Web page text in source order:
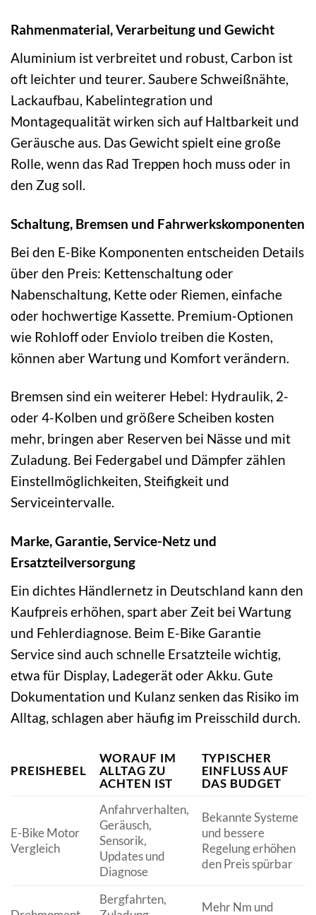
Rahmenmaterial, Verarbeitung und Gewicht
Aluminium ist verbreitet und robust, Carbon ist
oft leichter und teurer. Saubere Schweißnähte,
Lackaufbau, Kabelintegration und
Montagequalität wirken sich auf Haltbarkeit und
Geräusche aus. Das Gewicht spielt eine große
Rolle, wenn das Rad Treppen hoch muss oder in
den Zug soll.
Schaltung, Bremsen und Fahrwerkskomponenten
Bei den E-Bike Komponenten entscheiden Details
über den Preis: Kettenschaltung oder
Nabenschaltung, Kette oder Riemen, einfache
oder hochwertige Kassette. Premium-Optionen
wie Rohloff oder Enviolo treiben die Kosten,
können aber Wartung und Komfort verändern.
Bremsen sind ein weiterer Hebel: Hydraulik, 2-
oder 4-Kolben und größere Scheiben kosten
mehr, bringen aber Reserven bei Nässe und mit
Zuladung. Bei Federgabel und Dämpfer zählen
Einstellmöglichkeiten, Steifigkeit und
Serviceintervalle.
Marke, Garantie, Service-Netz und
Ersatzteilversorgung
Ein dichtes Händlernetz in Deutschland kann den
Kaufpreis erhöhen, spart aber Zeit bei Wartung
und Fehlerdiagnose. Beim E-Bike Garantie
Service sind auch schnelle Ersatzteile wichtig,
etwa für Display, Ladegerät oder Akku. Gute
Dokumentation und Kulanz senken das Risiko im
Alltag, schlagen aber häufig im Preisschild durch.
PREISHEBEL
WORAUF IM
ALLTAG ZU
ACHTEN IST
TYPISCHER
EINFLUSS AUF
DAS BUDGET
E-Bike Motor
Vergleich
Anfahrverhalten,
Geräusch,
Sensorik,
Updates und
Diagnose
Bekannte Systeme
und bessere
Regelung erhöhen
den Preis spürbar
Bergfahrten,
Mehr Nm und